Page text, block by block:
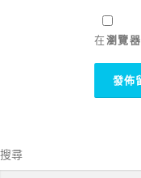
在瀏覽器
搜尋